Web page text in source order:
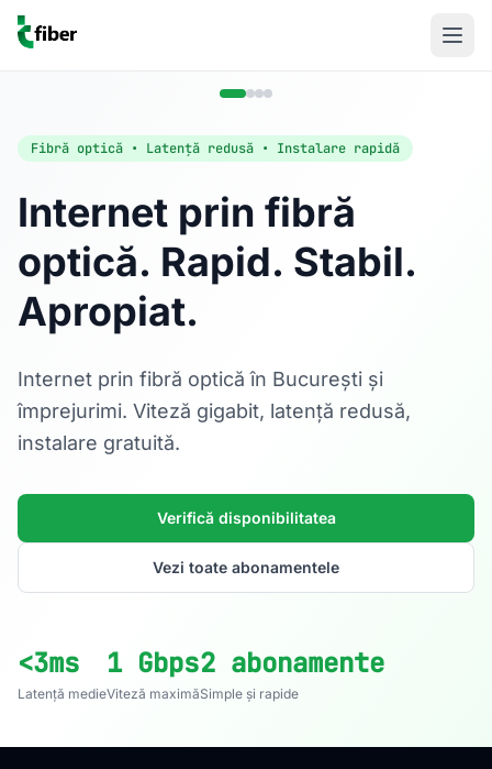
Fibră optică • Latență redusă • Instalare rapidă
Internet prin fibră
optică. Rapid. Stabil.
Apropiat.
Internet prin fibră optică în București și
împrejurimi. Viteză gigabit, latență redusă,
instalare gratuită.
Verifică disponibilitatea
Vezi toate abonamentele
<3ms
Latență medie
1 Gbps
Viteză maximă
2 abonamente
Simple și rapide
Acasă
Internet Rezidențial
Fibră optică până la 1 Gbps, direct în casa ta.